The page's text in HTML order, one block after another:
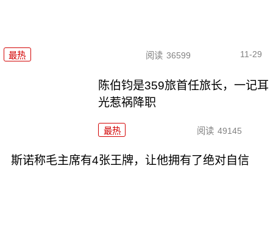
最热 阅读 36599 11-29
陈伯钧是359旅首任旅长，一记耳
光惹祸降职
最热 阅读 49145
斯诺称毛主席有4张王牌，让他拥有了绝对自信